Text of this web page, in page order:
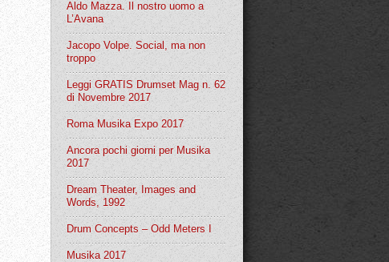
Aldo Mazza. Il nostro uomo a
L’Avana
Jacopo Volpe. Social, ma non
troppo
Leggi GRATIS Drumset Mag n. 62
di Novembre 2017
Roma Musika Expo 2017
Ancora pochi giorni per Musika
2017
Dream Theater, Images and
Words, 1992
Drum Concepts – Odd Meters I
Musika 2017